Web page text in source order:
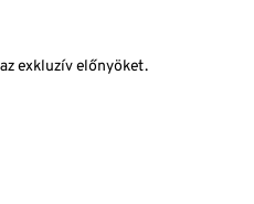
exkluzív előnyöket.